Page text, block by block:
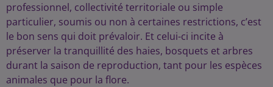
professionnel, collectivité territoriale ou simple
particulier, soumis ou non à certaines restrictions, c’est
le bon sens qui doit prévaloir. Et celui-ci incite à
préserver la tranquillité des haies, bosquets et arbres
durant la saison de reproduction, tant pour les espèces
animales que pour la flore.